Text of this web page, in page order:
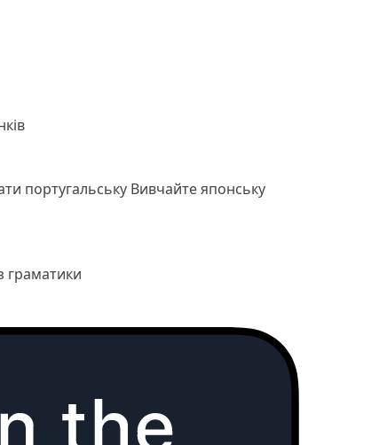
португальську Вивчайте японську
граматики